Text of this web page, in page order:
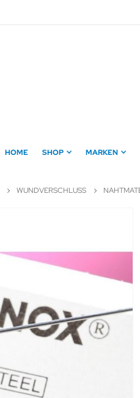
HOME SHOP MARKEN
WUNDVERSCHLUSS